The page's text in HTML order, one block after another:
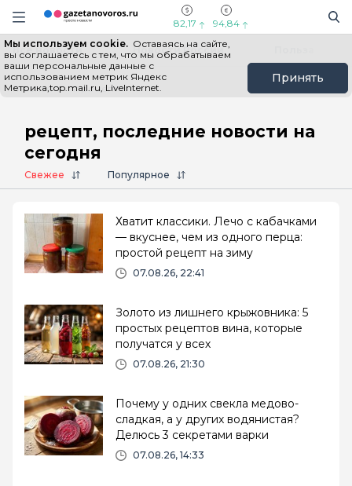
Информационный портал "ГазетаНоворос.ру"
Навигация сайта
82,17 94,84
Мы используем cookie. Оставаясь на сайте,
вы соглашаетесь с тем, что мы обрабатываем
ваши персональные данные с
использованием метрик Яндекс
Метрика,top.mail.ru, LiveInternet.
Принять
Все новости Новости России
Главная # рецепт
рецепт, последние новости на
сегодня
Свежее Популярное
Хватит классики. Лечо с кабачками
— вкуснее, чем из одного перца:
простой рецепт на зиму
07.08.26, 22:41
Золото из лишнего крыжовника: 5
простых рецептов вина, которые
получатся у всех
07.08.26, 21:30
Почему у одних свекла медово-
сладкая, а у других водянистая?
Делюсь 3 секретами варки
07.08.26, 14:33